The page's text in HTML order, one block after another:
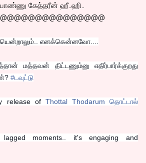
கேத்தரீன் ஹீ..ஹி..
எனக்கென்னவோ....
மத்தவன் திட்டணும்னு எதிர்பார்க்குறது
‪#‎டவுட்டு‬
release of Thottal Thodarum தொட்டால்
moments.. it's engaging and